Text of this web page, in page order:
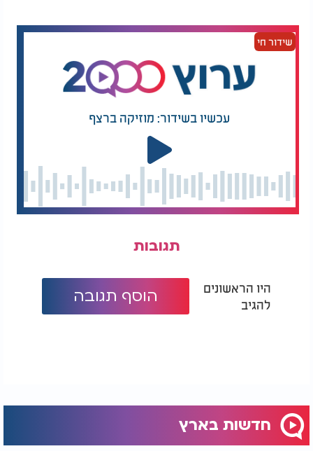
שידור חי
עכשיו בשידור: מוזיקה ברצף
תגובות
היו הראשונים
להגיב
הוסף תגובה
חדשות בארץ